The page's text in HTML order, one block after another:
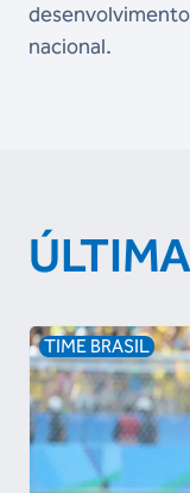
nacional.
TIME BRASIL